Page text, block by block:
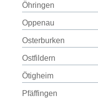
Öhringen
Oppenau
Osterburken
Ostfildern
Ötigheim
Pfäffingen